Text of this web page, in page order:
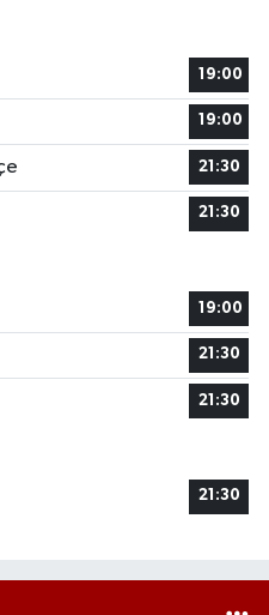
19:00
19:00
21:30
21:30
19:00
21:30
21:30
21:30